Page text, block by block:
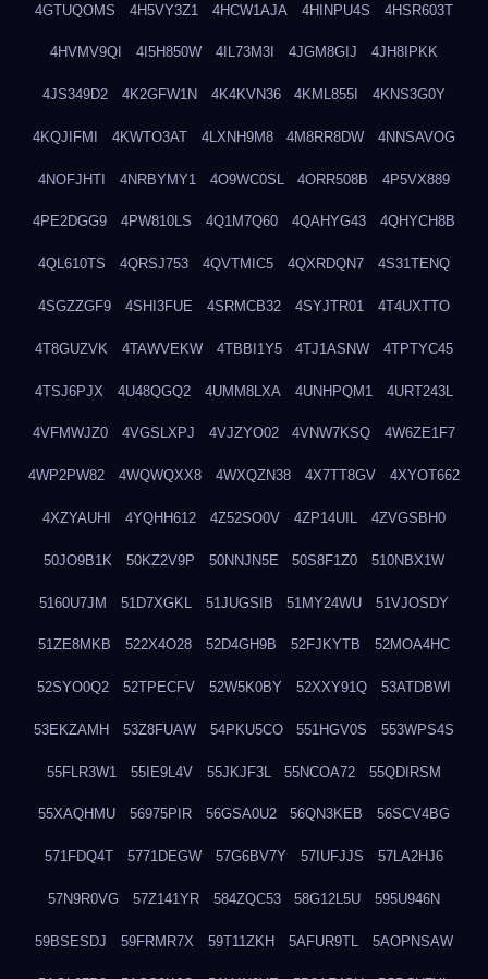
4GTUQOMS 4H5VY3Z1 4HCW1AJA 4HINPU4S 4HSR603T
4HVMV9QI 4I5H850W 4IL73M3I 4JGM8GIJ 4JH8IPKK
4JS349D2 4K2GFW1N 4K4KVN36 4KML855I 4KNS3G0Y
4KQJIFMI 4KWTO3AT 4LXNH9M8 4M8RR8DW 4NNSAVOG
4NOFJHTI 4NRBYMY1 4O9WC0SL 4ORR508B 4P5VX889
4PE2DGG9 4PW810LS 4Q1M7Q60 4QAHYG43 4QHYCH8B
4QL610TS 4QRSJ753 4QVTMIC5 4QXRDQN7 4S31TENQ
4SGZZGF9 4SHI3FUE 4SRMCB32 4SYJTR01 4T4UXTTO
4T8GUZVK 4TAWVEKW 4TBBI1Y5 4TJ1ASNW 4TPTYC45
4TSJ6PJX 4U48QGQ2 4UMM8LXA 4UNHPQM1 4URT243L
4VFMWJZ0 4VGSLXPJ 4VJZYO02 4VNW7KSQ 4W6ZE1F7
4WP2PW82 4WQWQXX8 4WXQZN38 4X7TT8GV 4XYOT662
4XZYAUHI 4YQHH612 4Z52SO0V 4ZP14UIL 4ZVGSBH0
50JO9B1K 50KZ2V9P 50NNJN5E 50S8F1Z0 510NBX1W
5160U7JM 51D7XGKL 51JUGSIB 51MY24WU 51VJOSDY
51ZE8MKB 522X4O28 52D4GH9B 52FJKYTB 52MOA4HC
52SYO0Q2 52TPECFV 52W5K0BY 52XXY91Q 53ATDBWI
53EKZAMH 53Z8FUAW 54PKU5CO 551HGV0S 553WPS4S
55FLR3W1 55IE9L4V 55JKJF3L 55NCOA72 55QDIRSM
55XAQHMU 56975PIR 56GSA0U2 56QN3KEB 56SCV4BG
571FDQ4T 5771DEGW 57G6BV7Y 57IUFJJS 57LA2HJ6
57N9R0VG 57Z141YR 584ZQC53 58G12L5U 595U946N
59BSESDJ 59FRMR7X 59T11ZKH 5AFUR9TL 5AOPNSAW